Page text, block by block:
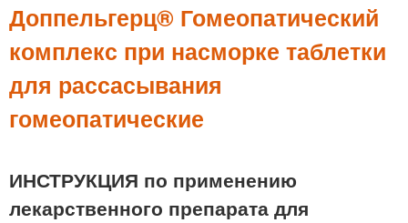
Доппельгерц® Гомеопатический
комплекс при насморке таблетки
для рассасывания
гомеопатические
ИНСТРУКЦИЯ по применению
лекарственного препарата для